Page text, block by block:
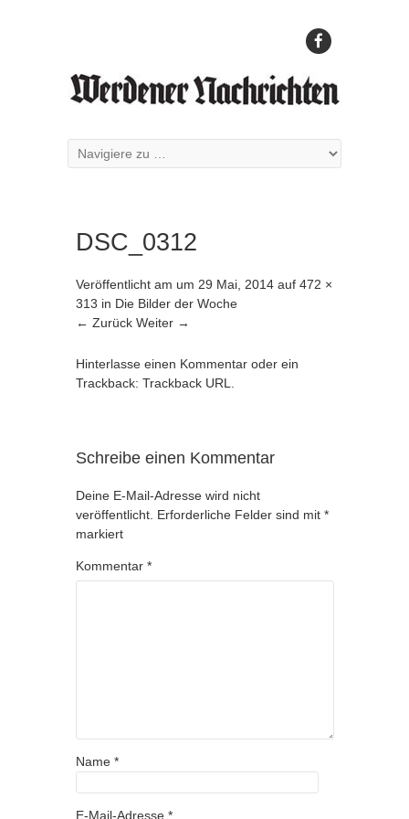
DSC_0312
Veröffentlicht am um 29 Mai, 2014 auf 472 ×
313 in Die Bilder der Woche
← Zurück Weiter →
Hinterlasse einen Kommentar oder ein
Trackback: Trackback URL
Schreibe einen Kommentar
Deine E-Mail-Adresse wird nicht
veröffentlicht. Erforderliche Felder sind mit *
markiert
Kommentar *
Name *
E-Mail-Adresse *